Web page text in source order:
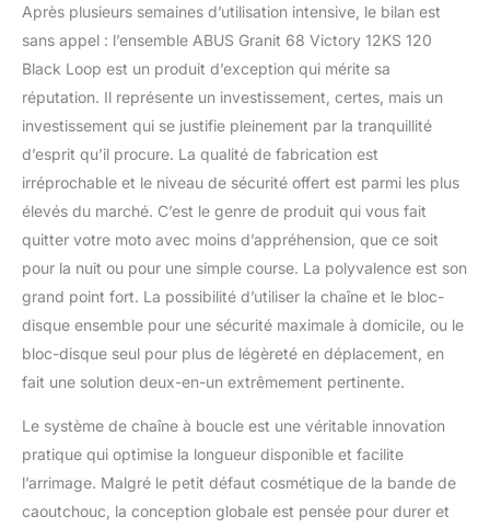
Après plusieurs semaines d’utilisation intensive, le bilan est
sans appel : l’ensemble ABUS Granit 68 Victory 12KS 120
Black Loop est un produit d’exception qui mérite sa
réputation. Il représente un investissement, certes, mais un
investissement qui se justifie pleinement par la tranquillité
d’esprit qu’il procure. La qualité de fabrication est
irréprochable et le niveau de sécurité offert est parmi les plus
élevés du marché. C’est le genre de produit qui vous fait
quitter votre moto avec moins d’appréhension, que ce soit
pour la nuit ou pour une simple course. La polyvalence est son
grand point fort. La possibilité d’utiliser la chaîne et le bloc-
disque ensemble pour une sécurité maximale à domicile, ou le
bloc-disque seul pour plus de légèreté en déplacement, en
fait une solution deux-en-un extrêmement pertinente.
Le système de chaîne à boucle est une véritable innovation
pratique qui optimise la longueur disponible et facilite
l’arrimage. Malgré le petit défaut cosmétique de la bande de
caoutchouc, la conception globale est pensée pour durer et